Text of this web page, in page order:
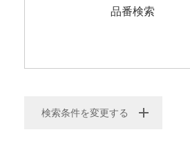
品番検索
検索条件を変更する